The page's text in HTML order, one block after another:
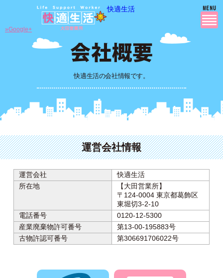
快適生活
快適生活の会社情報です。
»Google+
運営会社情報
運営会社
快適生活
所在地
【大田営業所】
〒124-0004 東京都葛飾区
東堀切3-2-10
電話番号
0120-12-5300
産業廃棄物許可番号
第13-00-195883号
古物許認可番号
第306691706022号
電話でお問合せ